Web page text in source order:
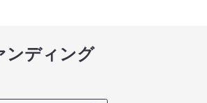
ンディング